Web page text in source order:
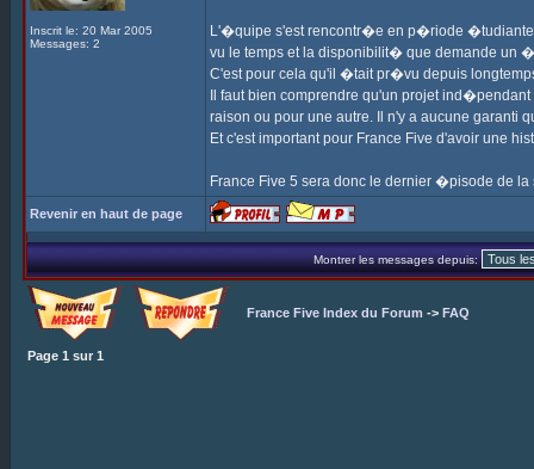
Inscrit le: 20 Mar 2005
Messages: 2
L'�quipe s'est rencontr�e en p�riode
vu le temps et la disponibilit� que demande un
C'est pour cela qu'il �tait pr�vu depuis
Il faut bien comprendre qu'un projet
raison ou pour une autre. Il n'y a aucune garanti
Et c'est important pour France Five d'avoir une
France Five 5 sera donc le dernier �pisode de
Revenir en haut de page
Montrer les messages depuis:
France Five Index du Forum -> FAQ
Page 1 sur 1